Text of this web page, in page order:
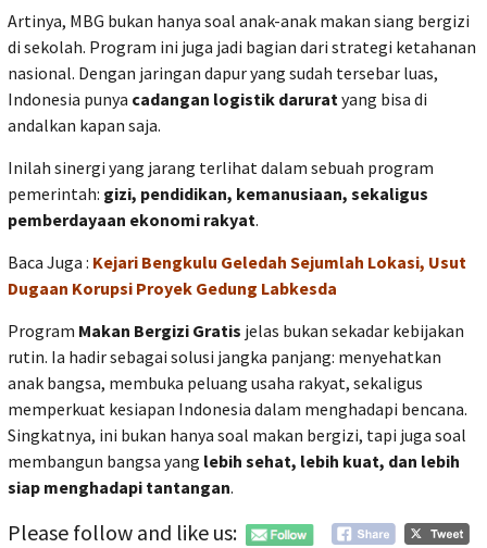
Artinya, MBG bukan hanya soal anak-anak makan siang bergizi
di sekolah. Program ini juga jadi bagian dari strategi ketahanan
nasional. Dengan jaringan dapur yang sudah tersebar luas,
Indonesia punya cadangan logistik darurat yang bisa di
andalkan kapan saja.
Inilah sinergi yang jarang terlihat dalam sebuah program
pemerintah: gizi, pendidikan, kemanusiaan, sekaligus
pemberdayaan ekonomi rakyat.
Baca Juga : Kejari Bengkulu Geledah Sejumlah Lokasi, Usut
Dugaan Korupsi Proyek Gedung Labkesda
Program Makan Bergizi Gratis jelas bukan sekadar kebijakan
rutin. Ia hadir sebagai solusi jangka panjang: menyehatkan
anak bangsa, membuka peluang usaha rakyat, sekaligus
memperkuat kesiapan Indonesia dalam menghadapi bencana.
Singkatnya, ini bukan hanya soal makan bergizi, tapi juga soal
membangun bangsa yang lebih sehat, lebih kuat, dan lebih
siap menghadapi tantangan.
Please follow and like us: